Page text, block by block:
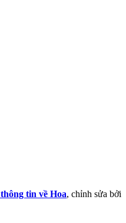
tin về Hoa, chỉnh sửa bởi